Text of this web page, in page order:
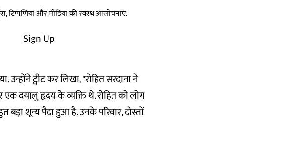
टिप्पणियां और मीडिया की स्वस्थ आलोचनाएं.
Sign Up
उन्होंने ट्वीट कर लिखा, "रोहित सरदाना ने
एक दयालु हृदय के व्यक्ति थे. रोहित को लोग
शून्य पैदा हुआ है. उनके परिवार, दोस्तों